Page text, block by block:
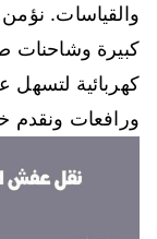
والقياسات.
كبيرة وشاحنات
كهربائية لتسهل
ورافعات ونقدم